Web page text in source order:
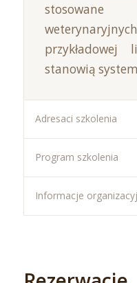
stanowią
Adresaci szkolenia
Program szkolenia
Informacje